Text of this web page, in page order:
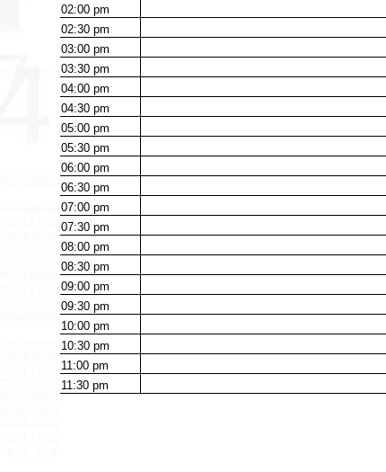
02:00pm
02:30pm
03:00pm
03:30pm
04:00pm
04:30pm
05:00pm
05:30pm
06:00pm
06:30pm
07:00pm
07:30pm
08:00pm
08:30pm
09:00pm
09:30pm
10:00pm
10:30pm
11:00pm
11:30pm